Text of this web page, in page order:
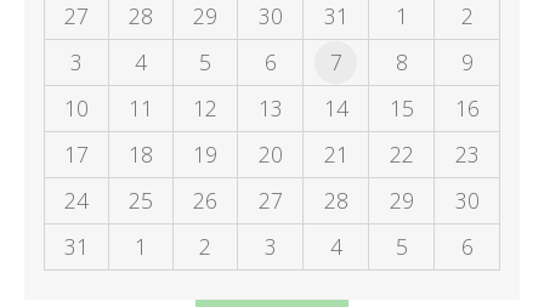
27
28 29 30 31 1
2
3
4 5 6 7 8
9
10
11 12 13 14 15
16
17
18 19 20 21 22
23
24
25 26 27 28 29
30
31
1 2 3 4 5 6